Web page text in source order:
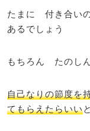
たまに 付き合い
あるでしょう
もちろん たのし
自己なりの節度
てもらえたらいい